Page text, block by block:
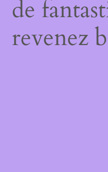
de
revenez